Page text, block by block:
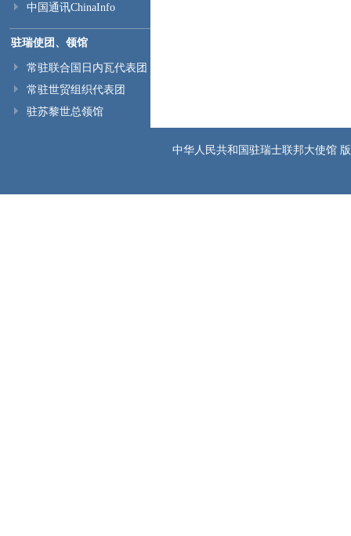
中国通讯ChinaInfo
驻瑞使团、领馆
常驻联合国日内瓦代表团
常驻世贸组织代表团
驻苏黎世总领馆
中华人民共和国驻瑞士联邦大使馆